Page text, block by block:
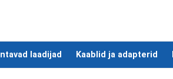
laadijad Kaablid ja adapterid